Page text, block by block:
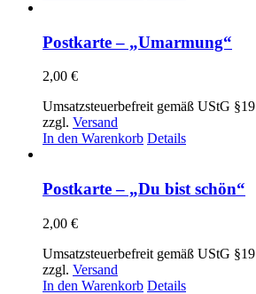
Postkarte – „Umarmung“
2,00 €
Umsatzsteuerbefreit gemäß UStG §19
zzgl. Versand
In den Warenkorb Details
Postkarte – „Du bist schön“
2,00 €
Umsatzsteuerbefreit gemäß UStG §19
zzgl. Versand
In den Warenkorb Details